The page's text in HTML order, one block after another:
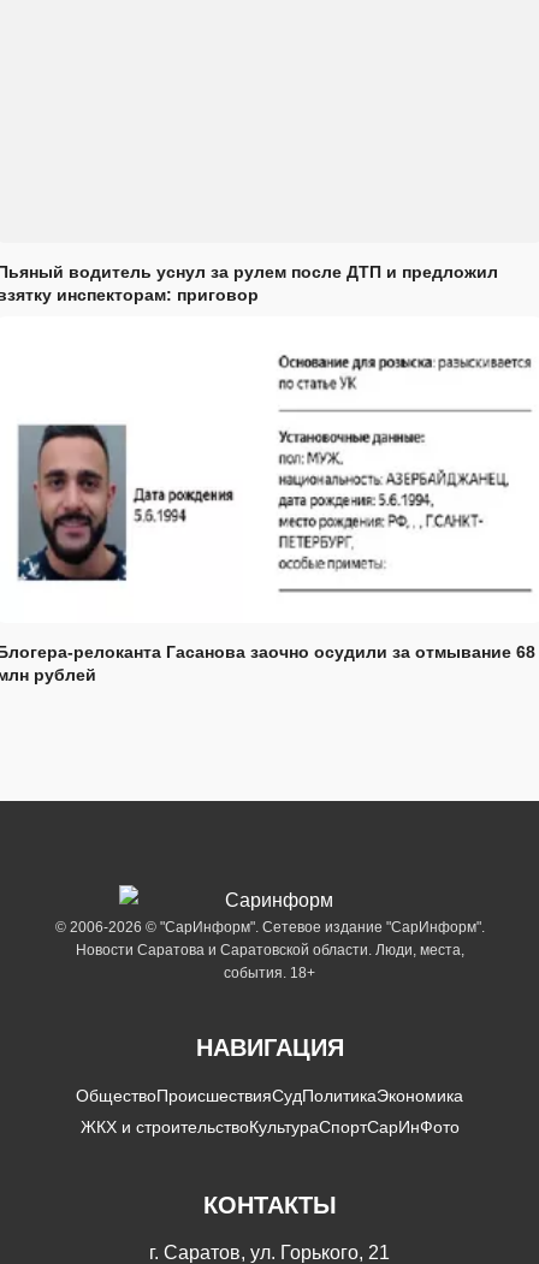
водитель уснул за рулем после ДТП и предложил
инспекторам: приговор
релоканта Гасанова заочно осудили за отмывание 68
рублей
© 2006-2026 © "СарИнформ". Сетевое издание "СарИнформ".
Новости Саратова и Саратовской области. Люди, места,
события. 18+
НАВИГАЦИЯ
ОбществоПроисшествияСудПолитикаЭкономика
ЖКХ и строительствоКультураСпортСарИнФото
КОНТАКТЫ
г. Саратов, ул. Горького, 21